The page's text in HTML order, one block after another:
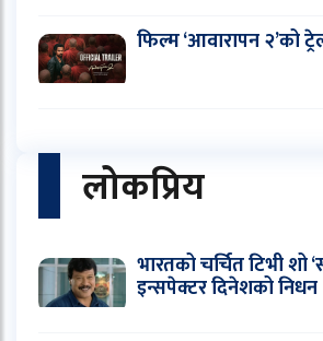
फिल्म ‘आवारापन २’को
लोकप्रिय
भारतको चर्चित टिभी शो
इन्सपेक्टर दिनेशको निधन